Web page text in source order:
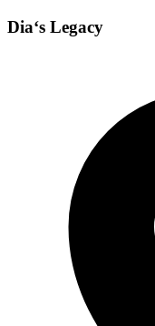
Dia‘s Legacy